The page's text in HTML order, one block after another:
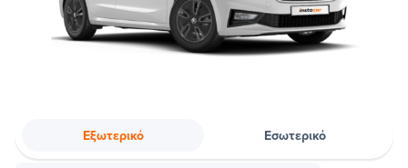
Εξωτερικό Εσωτερικό